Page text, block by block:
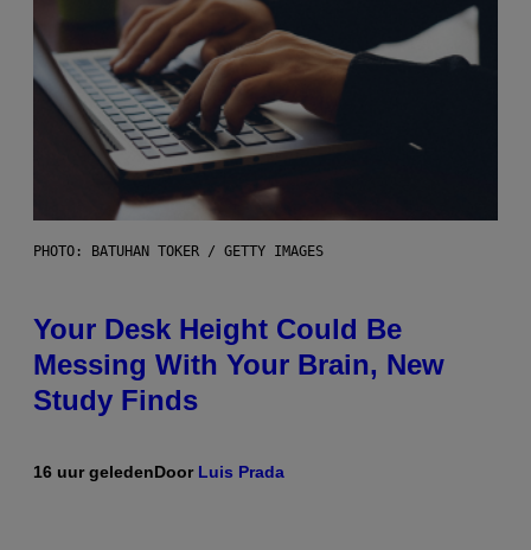
PHOTO: BATUHAN TOKER / GETTY IMAGES
Your Desk Height Could Be
Messing With Your Brain, New
Study Finds
16 uur geledenDoor Luis Prada